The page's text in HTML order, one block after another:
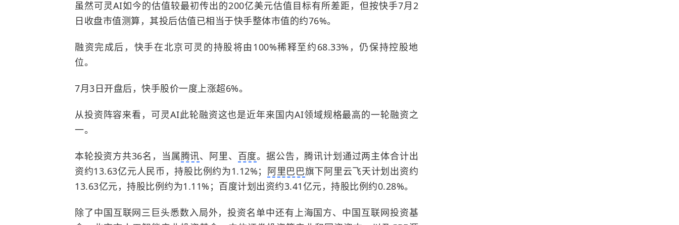
虽然可灵AI如今的估值较最初传出的200亿美元估值目标有所差距，但按快手7月2
日收盘市值测算，其投后估值已相当于快手整体市值的约76%。
融资完成后，快手在北京可灵的持股将由100%稀释至约68.33%，仍保持控股地
位。
7月3日开盘后，快手股价一度上涨超6%。
从投资阵容来看，可灵AI此轮融资这也是近年来国内AI领域规格最高的一轮融资之
一。
本轮投资方共36名， 当属腾讯、阿里、 百度。据公告，腾讯计划通过两主体合计出
资约13.63亿元人民币，持股比例约为1.12%； 阿里巴巴旗下阿里云飞天计划出资约
13.63亿元，持股比例约为1.11%；百度计划出资约3.41亿元，持股比例约0.28%。
除了中国互联网三巨头悉数入局外，投资名单中还有上海国方、中国互联网投资基